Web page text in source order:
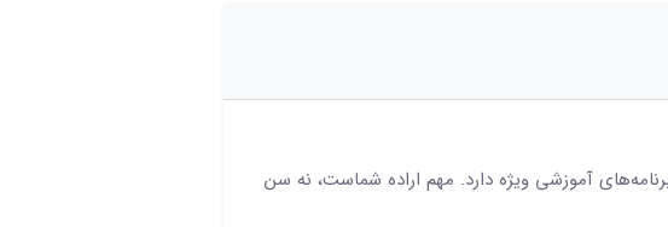
آموزشی ویژه دارد. مهم اراده شماست، نه سن